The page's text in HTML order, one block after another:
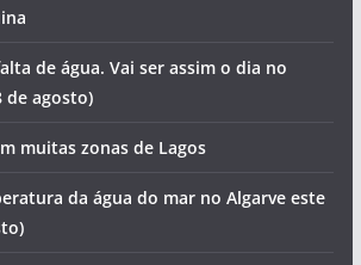
de água. Vai ser assim o dia no
de agosto)
muitas zonas de Lagos
da água do mar no Algarve este